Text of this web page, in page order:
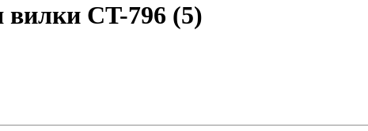
вилки CT-796 (5)